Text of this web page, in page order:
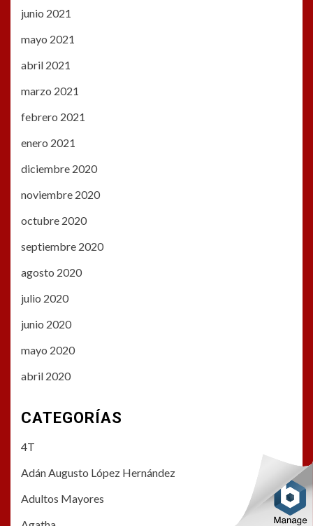
junio 2021
mayo 2021
abril 2021
marzo 2021
febrero 2021
enero 2021
diciembre 2020
noviembre 2020
octubre 2020
septiembre 2020
agosto 2020
julio 2020
junio 2020
mayo 2020
abril 2020
CATEGORÍAS
4T
Adán Augusto López Hernández
Adultos Mayores